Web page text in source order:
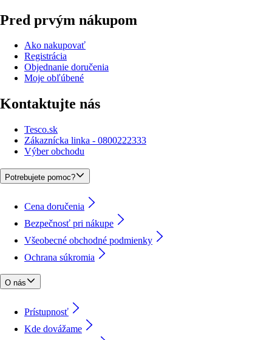
Pred prvým nákupom
Ako nakupovať
Registrácia
Objednanie doručenia
Moje obľúbené
Kontaktujte nás
Tesco.sk
Zákaznícka linka - 0800222333
Výber obchodu
Potrebujete pomoc?
Cena doručenia
Bezpečnosť pri nákupe
Všeobecné obchodné podmienky
Ochrana súkromia
O nás
Prístupnosť
Kde dovážame